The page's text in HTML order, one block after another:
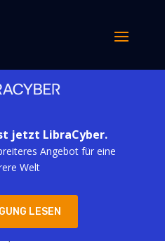
jetzt LibraCyber.
Angebot für eine
Welt
LESEN
sind auf WhatsApp